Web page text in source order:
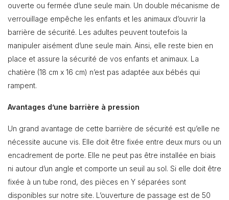
ouverte ou fermée d’une seule main. Un double mécanisme de
verrouillage empêche les enfants et les animaux d’ouvrir la
barrière de sécurité. Les adultes peuvent toutefois la
manipuler aisément d’une seule main. Ainsi, elle reste bien en
place et assure la sécurité de vos enfants et animaux. La
chatière (18 cm x 16 cm) n’est pas adaptée aux bébés qui
rampent.
Avantages d’une barrière à pression
Un grand avantage de cette barrière de sécurité est qu’elle ne
nécessite aucune vis. Elle doit être fixée entre deux murs ou un
encadrement de porte. Elle ne peut pas être installée en biais
ni autour d’un angle et comporte un seuil au sol. Si elle doit être
fixée à un tube rond, des pièces en Y séparées sont
disponibles sur notre site. L’ouverture de passage est de 50